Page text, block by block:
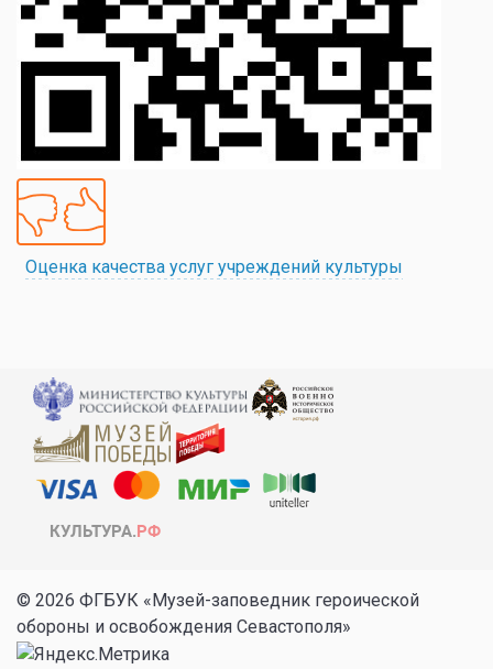
Оценка качества услуг учреждений культуры
© 2026 ФГБУК «Музей-заповедник героической
обороны и освобождения Севастополя»